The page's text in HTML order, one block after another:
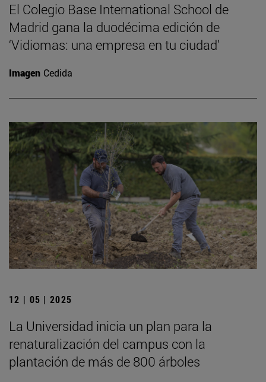
El Colegio Base International School de
Madrid gana la duodécima edición de
‘Vidiomas: una empresa en tu ciudad’
Imagen Cedida
12 | 05 | 2025
La Universidad inicia un plan para la
renaturalización del campus con la
plantación de más de 800 árboles